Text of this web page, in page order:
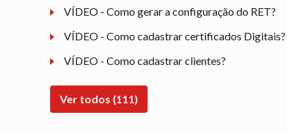
VÍDEO - Como gerar a configuração do RET?
VÍDEO - Como cadastrar certificados Digitais?
VÍDEO - Como cadastrar clientes?
Ver todos (111)